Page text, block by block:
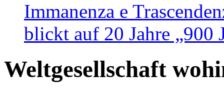
Immanenza e
blickt auf 20 Jahre „900
Weltgesellschaft